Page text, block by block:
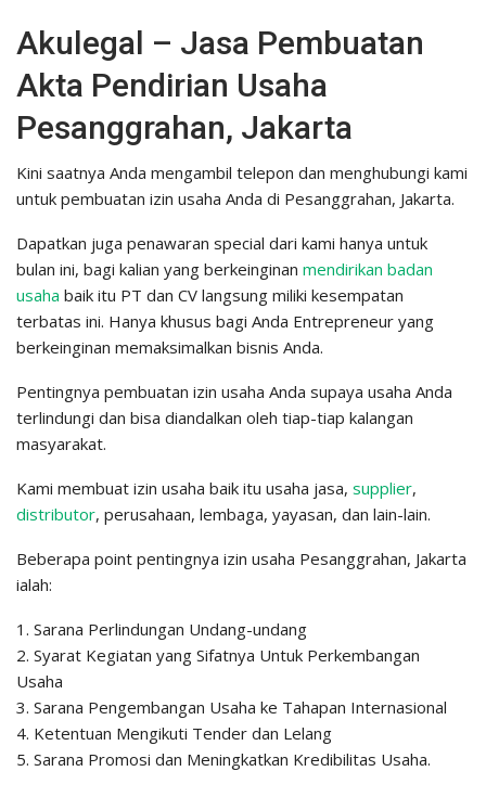
Akulegal – Jasa Pembuatan
Akta Pendirian Usaha
Pesanggrahan, Jakarta
Kini saatnya Anda mengambil telepon dan menghubungi kami
untuk pembuatan izin usaha Anda di Pesanggrahan, Jakarta.
Dapatkan juga penawaran special dari kami hanya untuk
bulan ini, bagi kalian yang berkeinginan mendirikan badan
usaha baik itu PT dan CV langsung miliki kesempatan
terbatas ini. Hanya khusus bagi Anda Entrepreneur yang
berkeinginan memaksimalkan bisnis Anda.
Pentingnya pembuatan izin usaha Anda supaya usaha Anda
terlindungi dan bisa diandalkan oleh tiap-tiap kalangan
masyarakat.
Kami membuat izin usaha baik itu usaha jasa, supplier,
distributor, perusahaan, lembaga, yayasan, dan lain-lain.
Beberapa point pentingnya izin usaha Pesanggrahan, Jakarta
ialah:
1. Sarana Perlindungan Undang-undang
2. Syarat Kegiatan yang Sifatnya Untuk Perkembangan
Usaha
3. Sarana Pengembangan Usaha ke Tahapan Internasional
4. Ketentuan Mengikuti Tender dan Lelang
5. Sarana Promosi dan Meningkatkan Kredibilitas Usaha.